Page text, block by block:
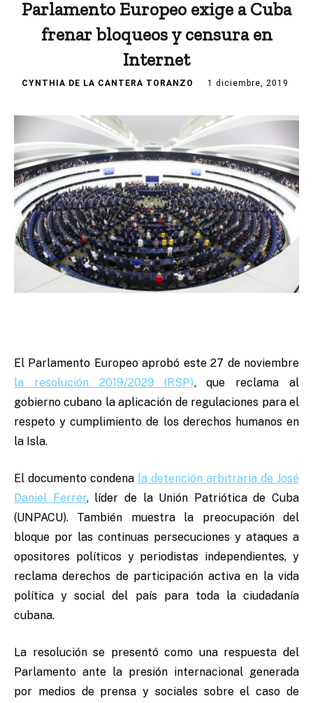
Parlamento Europeo exige a Cuba
frenar bloqueos y censura en
Internet
CYNTHIA DE LA CANTERA TORANZO 1 diciembre, 2019
El Parlamento Europeo aprobó este 27 de noviembre
la resolución 2019/2029 (RSP), que reclama al
gobierno cubano la aplicación de regulaciones para el
respeto y cumplimiento de los derechos humanos en
la Isla.
El documento condena la detención arbitraria de José
Daniel Ferrer, líder de la Unión Patriótica de Cuba
(UNPACU). También muestra la preocupación del
bloque por las continuas persecuciones y ataques a
opositores políticos y periodistas independientes, y
reclama derechos de participación activa en la vida
política y social del país para toda la ciudadanía
cubana.
La resolución se presentó como una respuesta del
Parlamento ante la presión internacional generada
por medios de prensa y sociales sobre el caso de